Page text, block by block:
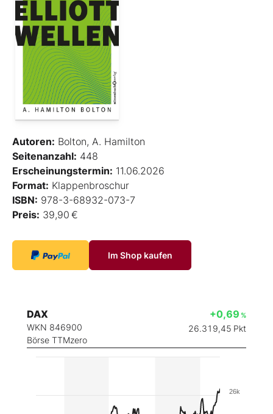
Autoren: Bolton, A. Hamilton
Seitenanzahl: 448
Erscheinungstermin: 11.06.2026
Format: Klappenbroschur
ISBN: 978-3-68932-073-7
Preis: 39,90 €
Im Shop kaufen
DAX
WKN 846900
Börse TTMzero
+0,69 %
26.319,45 Pkt
26k